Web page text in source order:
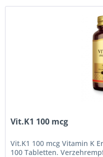
Vit.K1 100 mcg
Vit.K1 100 mcg Vitamin K
100 Tabletten.